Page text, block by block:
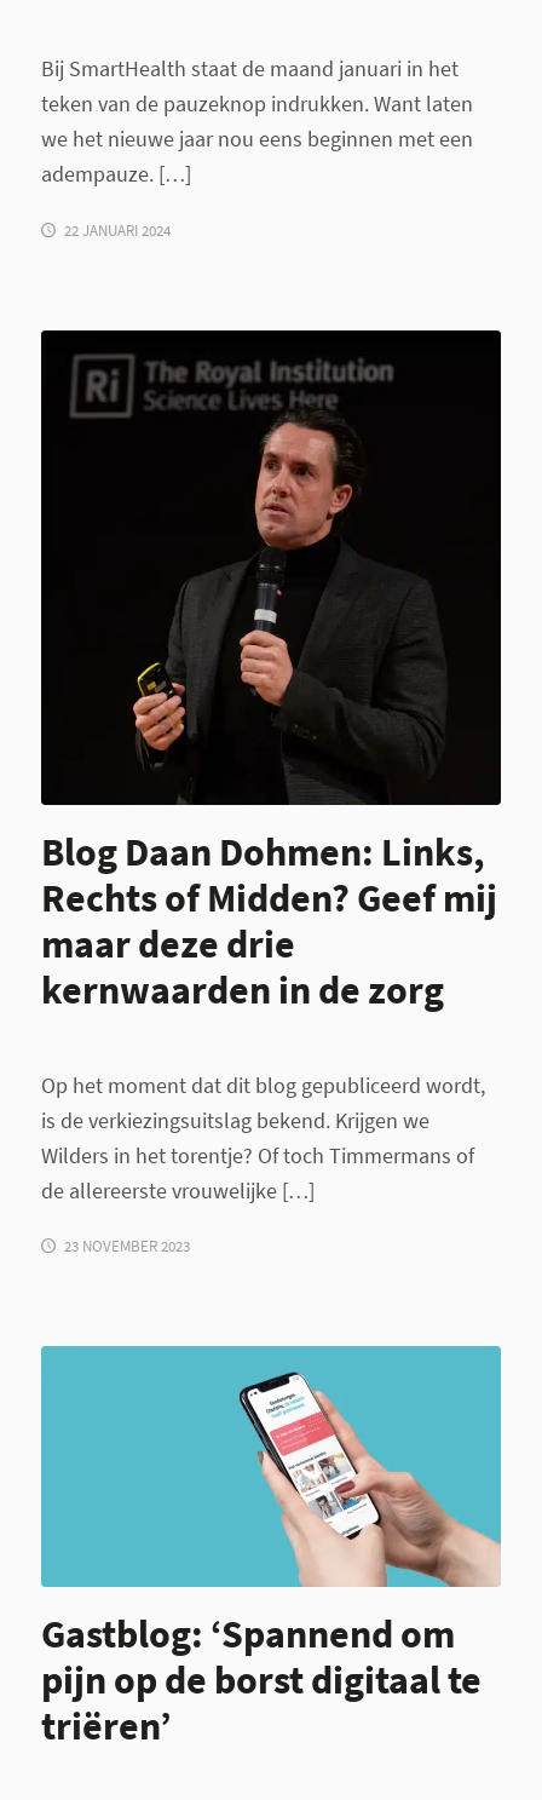
Bij SmartHealth staat de maand januari in het
teken van de pauzeknop indrukken. Want laten
we het nieuwe jaar nou eens beginnen met een
adempauze. […]
22 JANUARI 2024
Blog Daan Dohmen: Links,
Rechts of Midden? Geef mij
maar deze drie
kernwaarden in de zorg
Op het moment dat dit blog gepubliceerd wordt,
is de verkiezingsuitslag bekend. Krijgen we
Wilders in het torentje? Of toch Timmermans of
de allereerste vrouwelijke […]
23 NOVEMBER 2023
Gastblog: ‘Spannend om
pijn op de borst digitaal te
triëren’